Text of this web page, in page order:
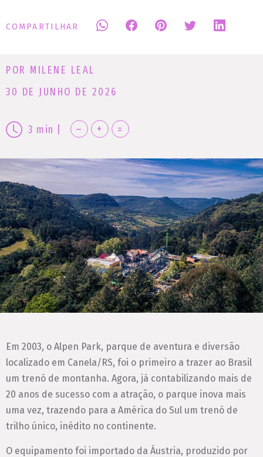
COMPARTILHAR
POR MILENE LEAL
30 DE JUNHO DE 2026
3 min – + =
Em 2003, o Alpen Park, parque de aventura e diversão
localizado em Canela/RS, foi o primeiro a trazer ao Brasil
um trenó de montanha. Agora, já contabilizando mais de
20 anos de sucesso com a atração, o parque inova mais
uma vez, trazendo para a América do Sul um trenó de
trilho único, inédito no continente.
O equipamento foi importado da Áustria, produzido por